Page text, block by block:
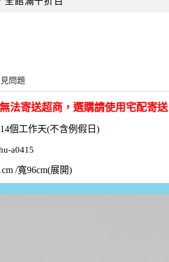
問題
法寄送超商，選購請使用宅配寄送
個工作天(不含例假日)
a0415
/寬96cm(展開)